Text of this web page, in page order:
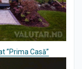
”Prima Casă”